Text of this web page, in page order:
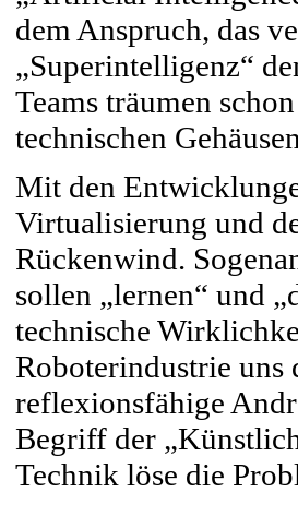
dem Anspruch, das
„Superintelligenz“
Teams träumen
technischen
Mit den
Virtualisierung und
Rückenwind.
sollen „lernen“ und
technische
Roboterindustrie uns
reflexionsfähige
Begriff der
Technik löse die